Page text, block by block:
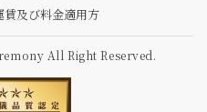
賃及び料金適用方
All Right Reserved.